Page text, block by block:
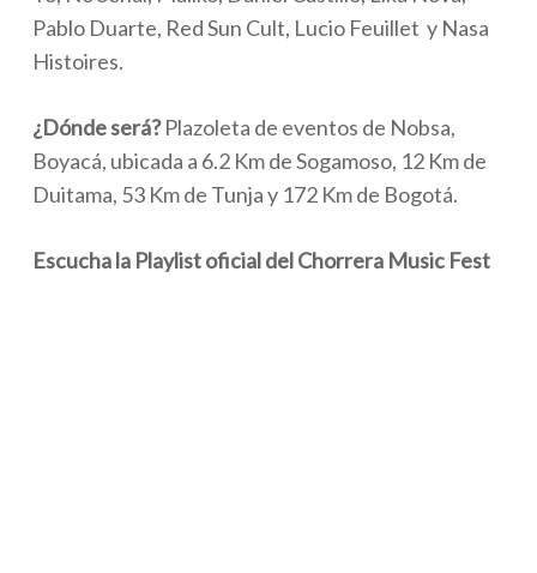
Pablo Duarte, Red Sun Cult, Lucio Feuillet y Nasa
Histoires.
¿Dónde será?Plazoleta de eventos de Nobsa,
Boyacá, ubicada a 6.2 Km de Sogamoso, 12 Km de
Duitama, 53 Km de Tunja y 172 Km de Bogotá.
Escucha la Playlist oficial del Chorrera Music Fest